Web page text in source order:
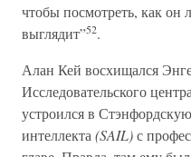
чтобы посмотреть, как он
выглядит”52.
Алан Кей восхищался
Исследовательского
устроился в
интеллекта (SAIL)с